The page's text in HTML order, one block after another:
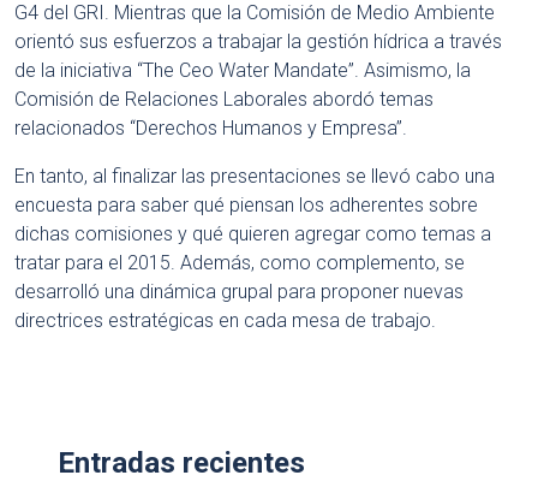
G4 del GRI. Mientras que la Comisión de Medio Ambiente
orientó sus esfuerzos a trabajar la gestión hídrica a través
de la iniciativa “The Ceo Water Mandate”. Asimismo, la
Comisión de Relaciones Laborales abordó temas
relacionados “Derechos Humanos y Empresa”.
En tanto, al finalizar las presentaciones se llevó cabo una
encuesta para saber qué piensan los adherentes sobre
dichas comisiones y qué quieren agregar como temas a
tratar para el 2015. Además, como complemento, se
desarrolló una dinámica grupal para proponer nuevas
directrices estratégicas en cada mesa de trabajo.
Entradas recientes